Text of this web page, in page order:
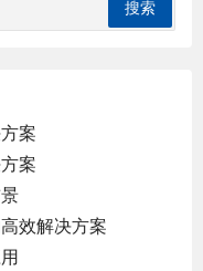
案
案
效解决方案